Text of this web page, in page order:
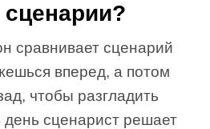
сравнивает сценарий
вперед, а потом
чтобы разгладить
день сценарист решает